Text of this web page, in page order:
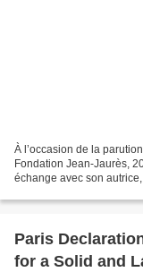
À l’occasion de la
Fondation Jean-Jaurès,
échange avec son
Paris
for a Solid and